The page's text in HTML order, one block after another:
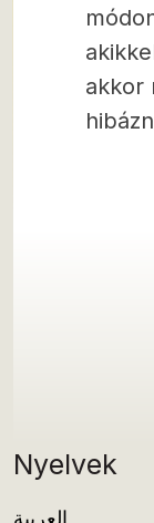
Nyelvek
العربية
akkor